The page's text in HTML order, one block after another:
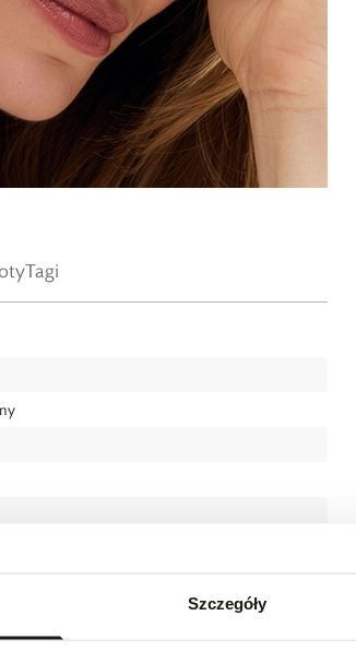
Szczegóły
Tagi
ozdobnego: długość 1,3 cm, szerokość 0,9